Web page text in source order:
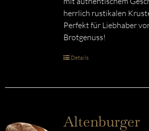
herrlich rustikalen
Perfekt für Liebhaber
Brotgenuss!
Details
Altenburger